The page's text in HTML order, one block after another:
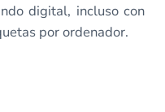
digital, incluso con
por ordenador.